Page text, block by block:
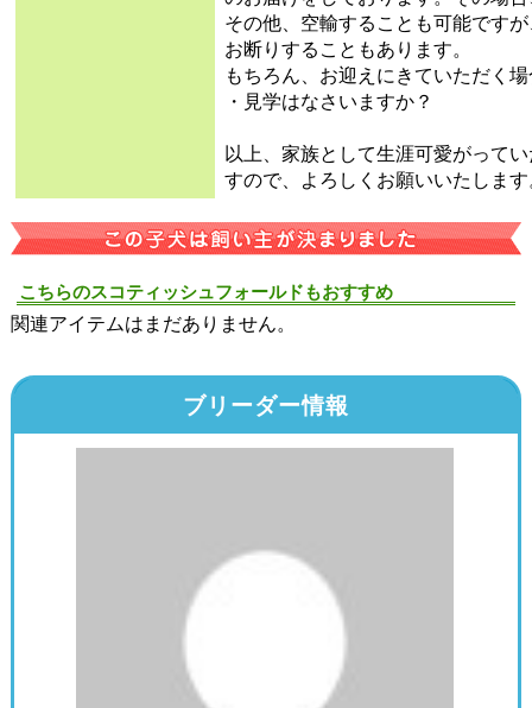
その他、空輸することも可能です
お断りすることもあります。
もちろん、お迎えにきていただく
・見学はなさいますか？
以上、家族として生涯可愛がって
すので、よろしくお願いいたします
こちらのスコティッシュフォールドもおすすめ
関連アイテムはまだありません。
ブリーダー情報